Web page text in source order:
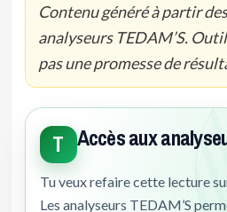
Contenu généré à partir
analyseurs TEDAM’S.
pas une promesse de
T Accès aux
Tu veux refaire cette lecture
Les analyseurs TEDAM’S